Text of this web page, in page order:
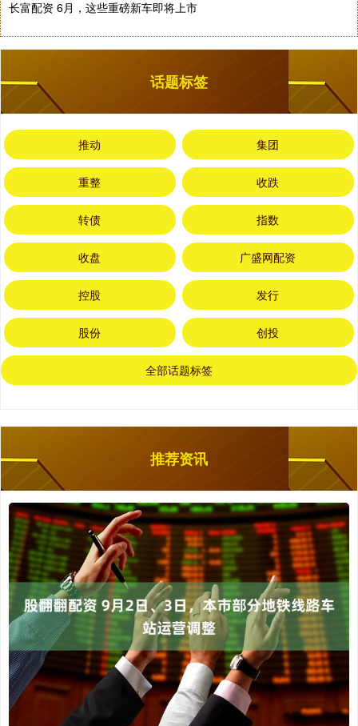
长富配资 6月，这些重磅新车即将上市
话题标签
推动 集团
重整 收跌
转债 指数
收盘 广盛网配资
控股 发行
股份 创投
全部话题标签
推荐资讯